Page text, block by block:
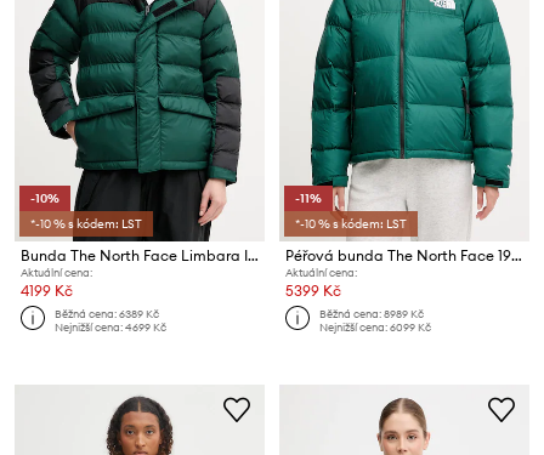
-10%
*-10 % s kódem: LST
Bunda The North Face Limbara Insulated
Aktuální cena:
4199 Kč
Běžná cena:6389 Kč
Nejnižší cena:4699 Kč
-11%
*-10 % s kódem: LST
Péřová bunda The North Face 1996 Retro Nuptse
Aktuální cena:
5399 Kč
Běžná cena:8989 Kč
Nejnižší cena:6099 Kč